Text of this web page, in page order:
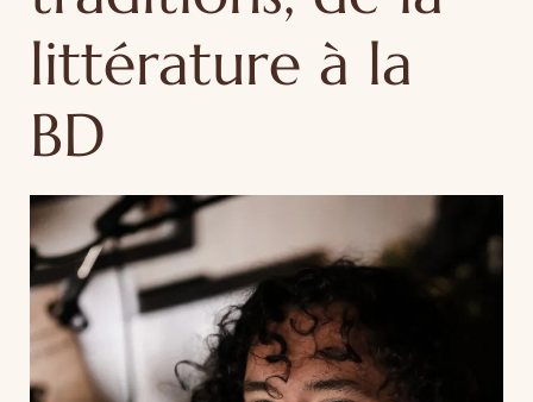
littérature à la
BD